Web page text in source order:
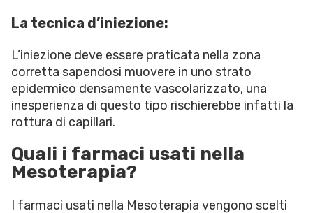
La tecnica d’iniezione:
L’iniezione deve essere praticata nella zona
corretta sapendosi muovere in uno strato
epidermico densamente vascolarizzato, una
inesperienza di questo tipo rischierebbe infatti la
rottura di capillari.
Quali i farmaci usati nella
Mesoterapia?
I farmaci usati nella Mesoterapia vengono scelti